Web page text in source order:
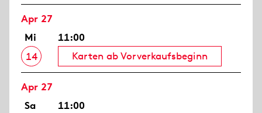
Apr 27
Mi
14
11:00
Karten ab Vorverkaufsbeginn
Apr 27
Sa
11:00